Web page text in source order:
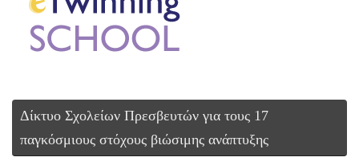
Δίκτυο Σχολείων Πρεσβευτών για τους 17
παγκόσμιους στόχους βιώσιμης ανάπτυξης